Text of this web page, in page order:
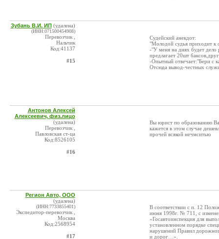
Зубань В.И. ИП (удалена)
(ИНН:071500454908)
Перевозчик ,
Нальчик
Код:41137
#15
Судейский анекдот:
"Молодой судья приходит к
-"У меня на днях будет дело
предлагает 20шт
-Опытный отвечает:"Бери с
Отсюда вывод-честных
Антонов Алексей
Алексеевич, физ.лицо
(удалена)
Перевозчик ,
Павловская ст-ца
Код:8526105
#16
Вы юрист по образованию
кажется в этом случае
прочей всякой нечмситью
Регион Авто, ООО
(удалена)
(ИНН:7733855401)
Экспедитор-перевозчик ,
Москва
Код:2568954
#17
В соответствии с п. 12
июня 1998г. № 711, с
«Госавтоинспекция для
установленном порядке
нарушений Правил
и дорог…».